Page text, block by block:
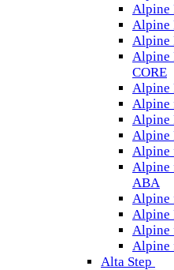
Alpine
Alpine
Alpine
Alpine
CORE
Alpine
Alpine
Alpine
Alpine
Alpine
Alpine
ABA
Alpine
Alpine
Alpine
Alpine
Alta Step